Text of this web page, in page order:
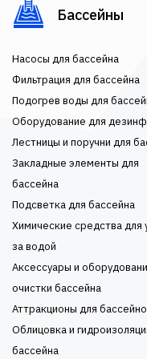
Бассейны
Насосы для бассейна
Фильтрация для бассейна
Подогрев воды для
Оборудование для
Лестницы и поручни для
Закладные элементы для
бассейна
Подсветка для бассейна
Химические средства для
за водой
Аксессуары и
очистки бассейна
Аттракционы для
Облицовка и
бассейна